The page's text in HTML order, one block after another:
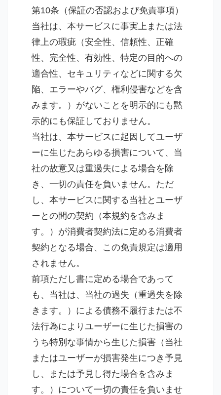
第10条（保証の否認および免責事項）
当社は、本サービスに事実上または法
律上の瑕疵（安全性、信頼性、正確
性、完全性、有効性、特定の目的への
適合性、セキュリティなどに関する欠
陥、エラーやバグ、権利侵害などを含
みます。）がないことを明示的にも黙
示的にも保証しておりません。
当社は、本サービスに起因してユーザ
ーに生じたあらゆる損害について、当
社の故意又は重過失による場合を除
き、一切の責任を負いません。ただ
し、本サービスに関する当社とユーザ
ーとの間の契約（本規約を含みま
す。）が消費者契約法に定める消費者
契約となる場合、この免責規定は適用
されません。
前項ただし書に定める場合であって
も、当社は、当社の過失（重過失を除
きます。）による債務不履行または不
法行為によりユーザーに生じた損害の
うち特別な事情から生じた損害（当社
またはユーザーが損害発生につき予見
し、または予見し得た場合を含みま
す。）について一切の責任を負いませ